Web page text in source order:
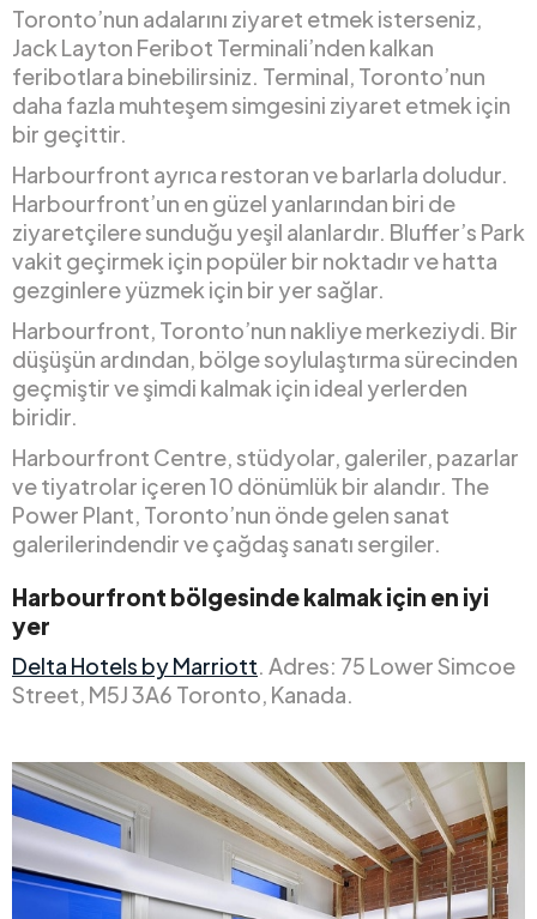
Toronto’nun adalarını ziyaret etmek isterseniz,
Jack Layton Feribot Terminali’nden kalkan
feribotlara binebilirsiniz. Terminal, Toronto’nun
daha fazla muhteşem simgesini ziyaret etmek için
bir geçittir.
Harbourfront ayrıca restoran ve barlarla doludur.
Harbourfront’un en güzel yanlarından biri de
ziyaretçilere sunduğu yeşil alanlardır. Bluffer’s Park
vakit geçirmek için popüler bir noktadır ve hatta
gezginlere yüzmek için bir yer sağlar.
Harbourfront, Toronto’nun nakliye merkeziydi. Bir
düşüşün ardından, bölge soylulaştırma sürecinden
geçmiştir ve şimdi kalmak için ideal yerlerden
biridir.
Harbourfront Centre, stüdyolar, galeriler, pazarlar
ve tiyatrolar içeren 10 dönümlük bir alandır. The
Power Plant, Toronto’nun önde gelen sanat
galerilerindendir ve çağdaş sanatı sergiler.
Harbourfront bölgesinde kalmak için en iyi
yer
Delta Hotels by Marriott . Adres: 75 Lower Simcoe
Street, M5J 3A6 Toronto, Kanada.